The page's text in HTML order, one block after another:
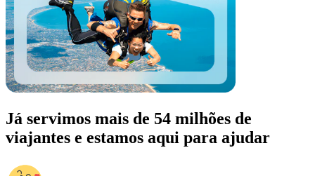
Já servimos mais de 54 milhões de
viajantes e estamos aqui para ajudar